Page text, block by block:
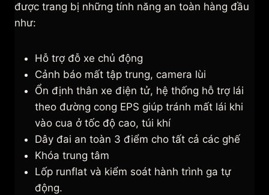
được trang bị những tính năng an toàn hàng đầu
như:
Hỗ trợ đỗ xe chủ động
Cảnh báo mất tập trung, camera lùi
Ổn định thân xe điện tử, hệ thống hỗ trợ lái
theo đường cong EPS giúp tránh mất lái khi
vào cua ở tốc độ cao, túi khí
Dây đai an toàn 3 điểm cho tất cả các ghế
Khóa trung tâm
Lốp runflat và kiểm soát hành trình ga tự
động.